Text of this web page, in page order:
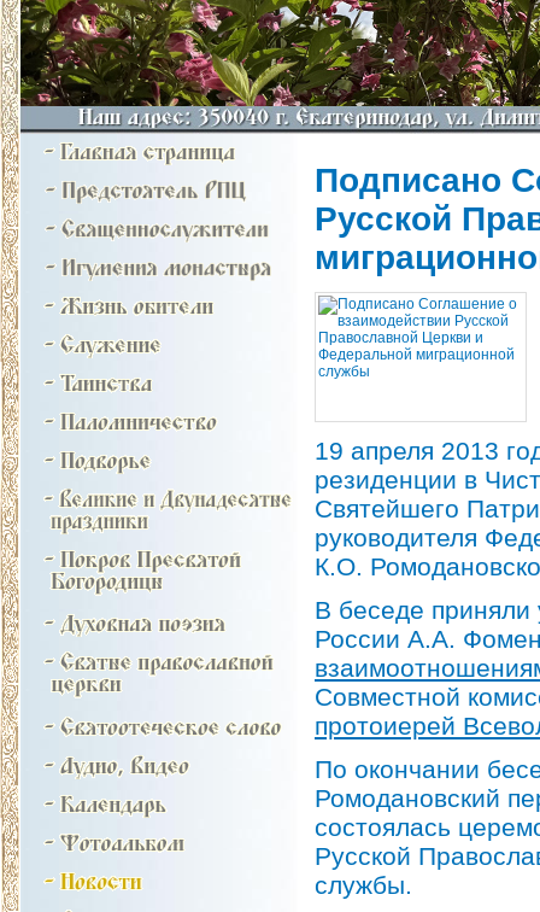
Подписано
Русской
19 апреля 2013
резиденции в
Святейшего
руководителя
К.О.
В беседе приняли
России А.А.
Совместной
протоиерей
По окончании
Ромодановский
состоялась
Русской
службы.